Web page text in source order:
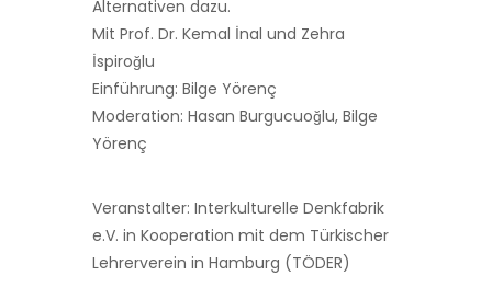
Alternativen dazu.
Mit Prof. Dr. Kemal İnal und Zehra
İspiroğlu
Einführung: Bilge Yörenç
Moderation: Hasan Burgucuoğlu, Bilge
Yörenç
Veranstalter: Interkulturelle Denkfabrik
e.V. in Kooperation mit dem Türkischer
Lehrerverein in Hamburg (TÖDER)